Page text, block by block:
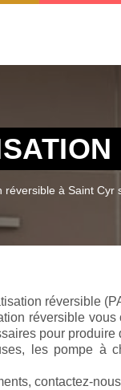
réversible à Saint Cyr
réversible
réversible
pour produire
les pompe à
contactez-